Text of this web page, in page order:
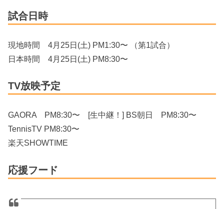
試合日時
現地時間 4月25日(土) PM1:30〜 （第1試合）
日本時間 4月25日(土) PM8:30〜
TV放映予定
GAORA PM8:30〜 [生中継！] BS朝日 PM8:30〜
TennisTV PM8:30〜
楽天SHOWTIME
応援フード